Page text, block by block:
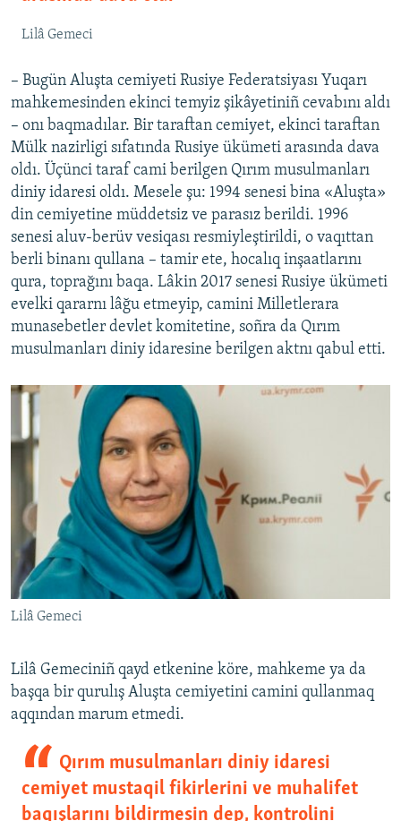
Lilâ Gemeci
– Bugün Aluşta cemiyeti Rusiye Federatsiyası Yuqarı
mahkemesinden ekinci temyiz şikâyetiniñ cevabını aldı
– onı baqmadılar. Bir taraftan cemiyet, ekinci taraftan
Mülk nazirligi sıfatında Rusiye ükümeti arasında dava
oldı. Üçünci taraf cami berilgen Qırım musulmanları
diniy idaresi oldı. Mesele şu: 1994 senesi bina «Aluşta»
din cemiyetine müddetsiz ve parasız berildi. 1996
senesi aluv-berüv vesiqası resmiyleştirildi, o vaqıttan
berli binanı qullana – tamir ete, hocalıq inşaatlarını
qura, toprağını baqa. Lâkin 2017 senesi Rusiye ükümeti
evelki qararnı lâğu etmeyip, camini Milletlerara
munasebetler devlet komitetine, soñra da Qırım
musulmanları diniy idaresine berilgen aktnı qabul etti.
Lilâ Gemeci
Lilâ Gemeciniñ qayd etkenine köre, mahkeme ya da
başqa bir qurulış Aluşta cemiyetini camini qullanmaq
aqqından marum etmedi.
Qırım musulmanları diniy idaresi
cemiyet mustaqil fikirlerini ve muhalifet
baqışlarını bildirmesin dep, kontrolini